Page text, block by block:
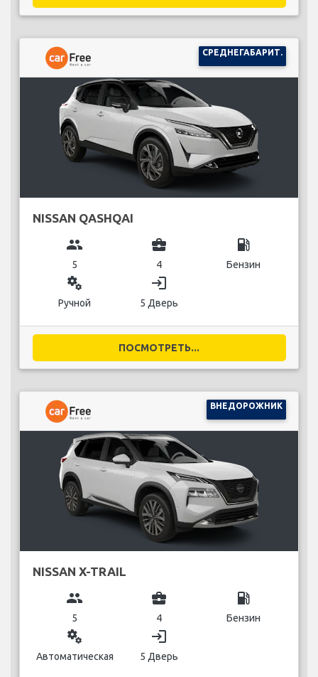
СРЕДНЕГАБАРИТ.
NISSAN QASHQAI
group
5
business_center
4
local_gas_station
Бензин
miscellaneous_services
Ручной
login
5 Дверь
ПОСМОТРЕТЬ...
ВНЕДОРОЖНИК
NISSAN X-TRAIL
group
5
business_center
4
local_gas_station
Бензин
miscellaneous_services
Автоматическая
login
5 Дверь